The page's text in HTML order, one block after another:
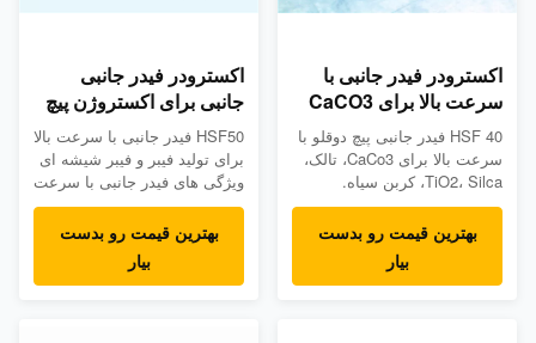
اکسترودر فیدر جانبی با
سرعت بالا برای CaCO3
تالک TiO2 سیلیکا کربن
سیاه.
HSF 40 فیدر جانبی پیچ دوقلو با
سرعت بالا برای CaCo3، تالک،
TiO2، Silca، کربن سیاه.
چارچوب فیدر جانبی با سرعت
بالا: طراحی دقیق پیچ مدور، شما
مجبور نیستید کل پیچ تغذیه را
عوض کنید، فقط برخی از عناصر
بهترین قیمت رو بدست
بیار
اکسترودر فیدر جانبی
جانبی برای اکستروژن پیچ
دوقلو بسیار کارآمد است
HSF50 فیدر جانبی با سرعت بالا
برای تولید فیبر و فیبر شیشه ای
ویژگی های فیدر جانبی با سرعت
بالا: پروفیل پیچ کامل با بخش
های پیچ، شما لازم نیست که کل
پیچ خوردگی را زمانی که آسیب
دیده است، تغییر دهید، فقط
بهترین قیمت رو بدست
بیار